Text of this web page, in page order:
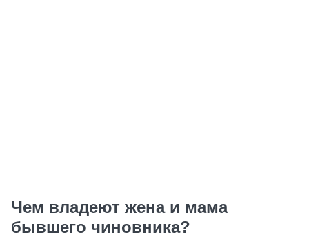
Чем владеют жена и мама
бывшего чиновника?